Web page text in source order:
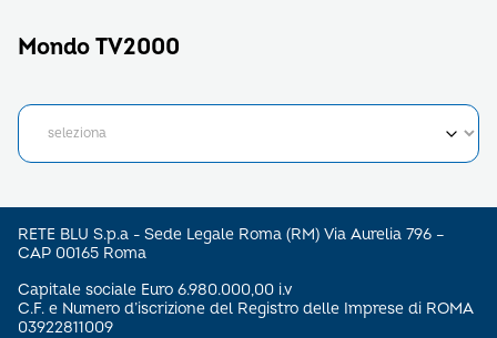
Mondo TV2000
RETE BLU S.p.a - Sede Legale Roma (RM) Via Aurelia 796 –
CAP 00165 Roma
Capitale sociale Euro 6.980.000,00 i.v
C.F. e Numero d’iscrizione del Registro delle Imprese di ROMA
03922811009